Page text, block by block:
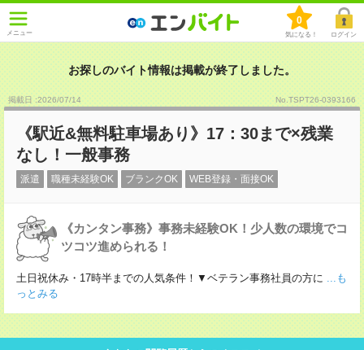
メニュー
0
気になる！ ログイン
お探しのバイト情報は掲載が終了しました。
掲載日 :2026/07/14 No.TSPT26-0393166
《駅近&無料駐車場あり》17：30まで×残業
なし！一般事務
派遣 職種未経験OK ブランクOK WEB登録・面接OK
《カンタン事務》事務未経験OK！少人数の環境でコ
ツコツ進められる！
土日祝休み・17時半までの人気条件！▼ベテラン事務社員の方に ...も
っとみる